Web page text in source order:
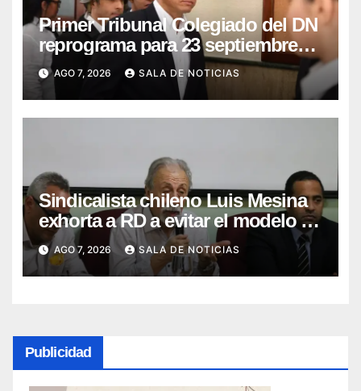
Primer Tribunal Colegiado del DN
reprograma para 23 septiembre
lectura íntegra de sentencia
contra Adán Cáceres y
coimputados
AGO 7, 2026 SALA DE NOTICIAS
Sindicalista chileno Luis Mesina
exhorta a RD a evitar el modelo de
AFP y apostar por un sistema
solidario
AGO 7, 2026 SALA DE NOTICIAS
Publicidad